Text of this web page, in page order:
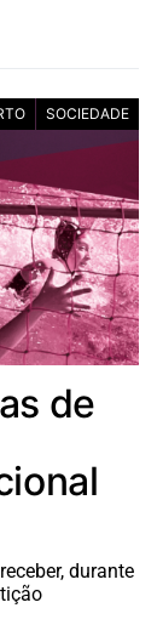
SOCIEDADE
de
durante